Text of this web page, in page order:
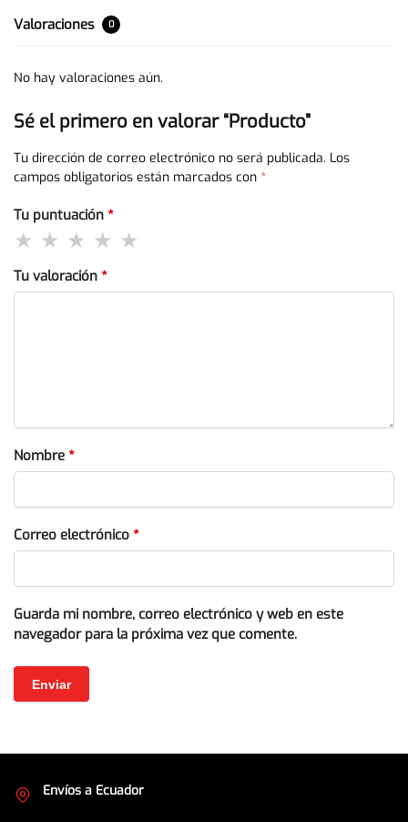
Valoraciones 0
No hay valoraciones aún.
Sé el primero en valorar “Producto”
Tu dirección de correo electrónico no será publicada. Los
campos obligatorios están marcados con *
Tu puntuación *
Tu valoración *
Nombre *
Correo electrónico *
Guarda mi nombre, correo electrónico y web en este
navegador para la próxima vez que comente.
Envíos a Ecuador